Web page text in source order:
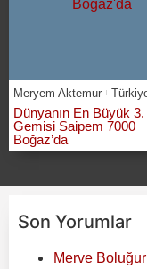
Meryem Aktemur
Dünyanın En Büyük
Gemisi Saipem 7000
Boğaz’da
Son Yorumlar
Merve Boluğur